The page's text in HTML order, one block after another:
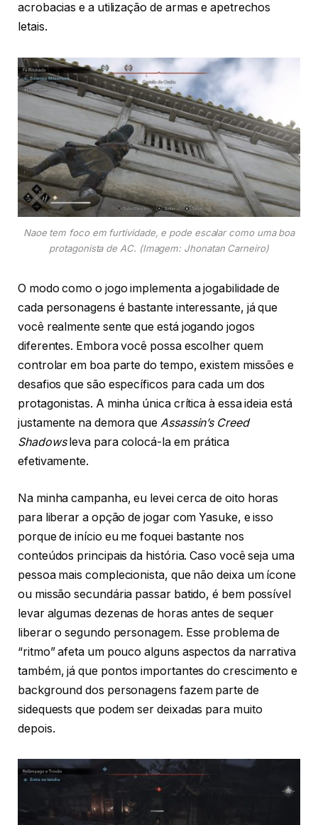
acrobacias e a utilização de armas e apetrechos
letais.
Naoe tem foco em furtividade, e pode escalar como uma boa
protagonista de AC. (Imagem: Jhonatan Carneiro)
O modo como o jogo implementa a jogabilidade de
cada personagens é bastante interessante, já que
você realmente sente que está jogando jogos
diferentes. Embora você possa escolher quem
controlar em boa parte do tempo, existem missões e
desafios que são específicos para cada um dos
protagonistas. A minha única crítica à essa ideia está
justamente na demora queAssassin’s Creed
Shadowsleva para colocá-la em prática
efetivamente.
Na minha campanha, eu levei cerca de oito horas
para liberar a opção de jogar com Yasuke, e isso
porque de início eu me foquei bastante nos
conteúdos principais da história. Caso você seja uma
pessoa mais complecionista, que não deixa um ícone
ou missão secundária passar batido, é bem possível
levar algumas dezenas de horas antes de sequer
liberar o segundo personagem. Esse problema de
“ritmo” afeta um pouco alguns aspectos da narrativa
também, já que pontos importantes do crescimento e
background dos personagens fazem parte de
sidequests que podem ser deixadas para muito
depois.